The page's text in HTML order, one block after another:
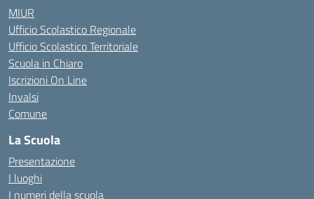
MIUR
Ufficio Scolastico Regionale
Ufficio Scolastico Territoriale
Scuola in Chiaro
Iscrizioni On Line
Invalsi
Comune
La Scuola
Presentazione
I luoghi
I numeri della scuola